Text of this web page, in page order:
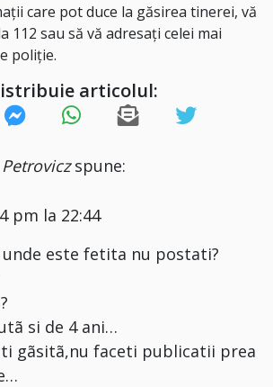
care pot duce la găsirea tinerei, vă
112 sau să vă adresați celei mai
poliție.
articolul:
spune:
pm la 22:44
unde este fetita nu postati?
si de 4 ani…
gãsitã,nu faceti publicatii prea